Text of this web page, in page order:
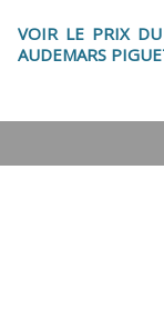
VOIR LE PRIX
AUDEMARS